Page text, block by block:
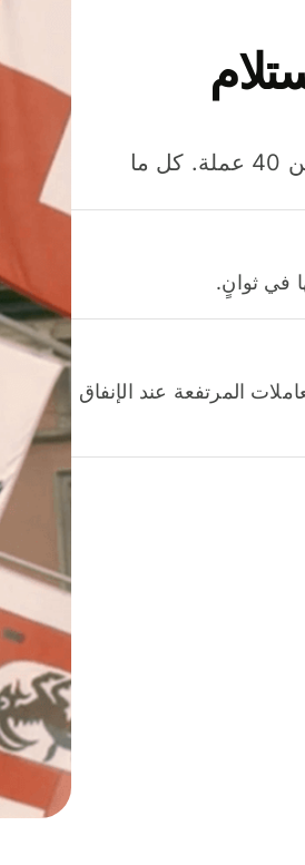
وفّر المال عند إرسال الأموال وإنفاقها واستلامها بأكثر من 40 عملة. كل ما
في ثوانٍ.
المرتفعة عند الإنفاق